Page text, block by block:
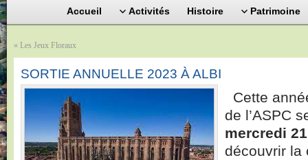
Accueil Activités Histoire Patrimoine
« Les Jeux Floraux
SORTIE ANNUELLE 2023 À ALBI
Cette
de l’ASPC
mercredi
découvrir la